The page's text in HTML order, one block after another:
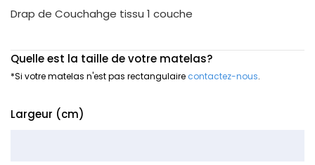
Drap de Couchahge tissu 1 couche
Quelle est la taille de votre matelas?
*Si votre matelas n'est pas rectangulaire contactez-nous.
Largeur (cm)